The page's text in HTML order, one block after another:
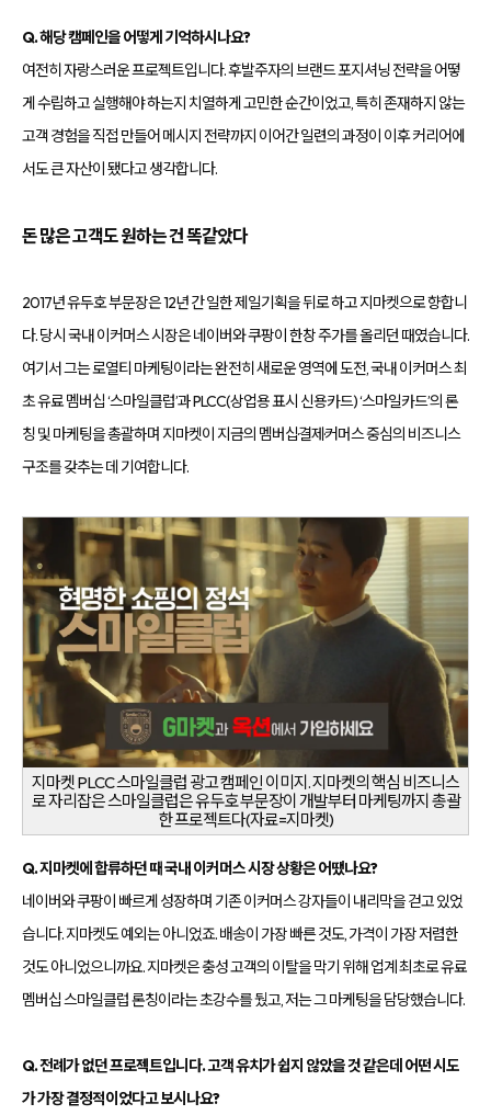
Q. 해당 캠페인을 어떻게 기억하시나요?
여전히 자랑스러운 프로젝트입니다. 후발주자의 브랜드 포지셔닝 전략을 어떻
게 수립하고 실행해야 하는지 치열하게 고민한 순간이었고, 특히 존재하지 않는
고객 경험을 직접 만들어 메시지 전략까지 이어간 일련의 과정이 이후 커리어에
서도 큰 자산이 됐다고 생각합니다.
돈 많은 고객도 원하는 건 똑같았다
2017년 유두호 부문장은 12년 간 일한 제일기획을 뒤로 하고 지마켓으로 향합니
다. 당시 국내 이커머스 시장은 네이버와 쿠팡이 한창 주가를 올리던 때였습니다.
여기서 그는 로열티 마케팅이라는 완전히 새로운 영역에 도전, 국내 이커머스 최
초 유료 멤버십 ‘스마일클럽’과 PLCC(상업용 표시 신용카드) ‘스마일카드’의 론
칭 및 마케팅을 총괄하며 지마켓이 지금의 멤버십·결제·커머스 중심의 비즈니스
구조를 갖추는 데 기여합니다.
지마켓 PLCC 스마일클럽 광고 캠페인 이미지. 지마켓의 핵심 비즈니스
로 자리잡은 스마일클럽은 유두호 부문장이 개발부터 마케팅까지 총괄
한 프로젝트다(자료=지마켓)
Q. 지마켓에 합류하던 때 국내 이커머스 시장 상황은 어땠나요?
네이버와 쿠팡이 빠르게 성장하며 기존 이커머스 강자들이 내리막을 걷고 있었
습니다. 지마켓도 예외는 아니었죠. 배송이 가장 빠른 것도, 가격이 가장 저렴한
것도 아니었으니까요. 지마켓은 충성 고객의 이탈을 막기 위해 업계 최초로 유료
멤버십 스마일클럽 론칭이라는 초강수를 뒀고, 저는 그 마케팅을 담당했습니다.
Q. 전례가 없던 프로젝트입니다. 고객 유치가 쉽지 않았을 것 같은데 어떤 시도
가 가장 결정적이었다고 보시나요?